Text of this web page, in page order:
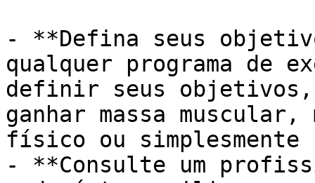
- **Defina seus
qualquer programa de
definir seus
ganhar massa
físico ou
- **Consulte um